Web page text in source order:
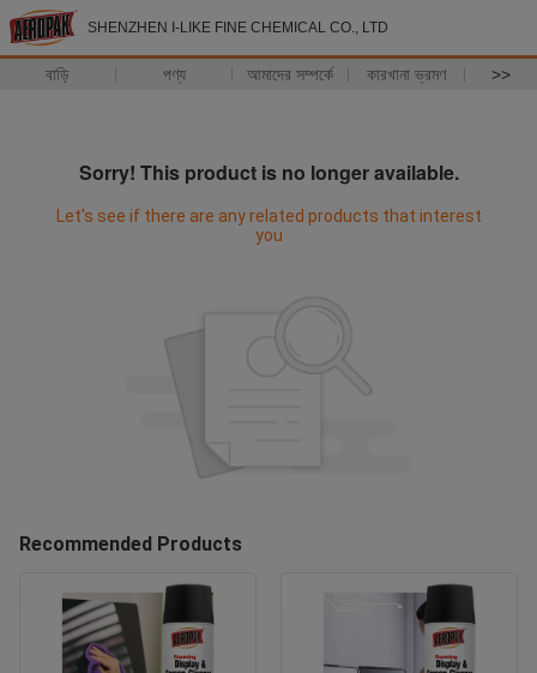
SHENZHEN I-LIKE FINE CHEMICAL CO., LTD
বাড়ি পণ্য আমাদের সম্পর্কে কারখানা ভ্রমণ >>
Sorry! This product is no longer available.
Let's see if there are any related products that interest
you
Recommended Products